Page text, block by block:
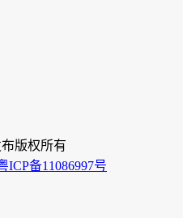
版权所有
ICP备11086997号